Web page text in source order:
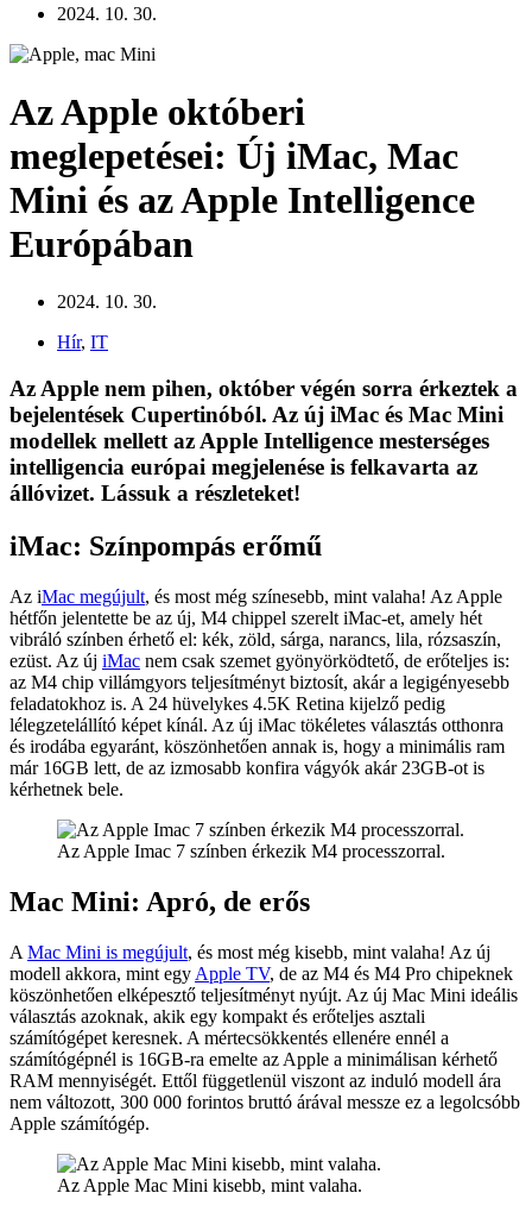
2024. 10. 30.
Az Apple októberi
meglepetései: Új iMac, Mac
Mini és az Apple Intelligence
Európában
2024. 10. 30.
Hír, IT
Az Apple nem pihen, október végén sorra érkeztek a
bejelentések Cupertinóból. Az új iMac és Mac Mini
modellek mellett az Apple Intelligence mesterséges
intelligencia európai megjelenése is felkavarta az
állóvizet. Lássuk a részleteket!
iMac: Színpompás erőmű
Az iMac megújult, és most még színesebb, mint valaha! Az Apple
hétfőn jelentette be az új, M4 chippel szerelt iMac-et, amely hét
vibráló színben érhető el: kék, zöld, sárga, narancs, lila, rózsaszín,
ezüst. Az új iMac nem csak szemet gyönyörködtető, de erőteljes is:
az M4 chip villámgyors teljesítményt biztosít, akár a legigényesebb
feladatokhoz is. A 24 hüvelykes 4.5K Retina kijelző pedig
lélegzetelállító képet kínál. Az új iMac tökéletes választás otthonra
és irodába egyaránt, köszönhetően annak is, hogy a minimális ram
már 16GB lett, de az izmosabb konfira vágyók akár 23GB-ot is
kérhetnek bele.
Az Apple Imac 7 színben érkezik M4 processzorral.
Mac Mini: Apró, de erős
A Mac Mini is megújult, és most még kisebb, mint valaha! Az új
modell akkora, mint egy Apple TV, de az M4 és M4 Pro chipeknek
köszönhetően elképesztő teljesítményt nyújt. Az új Mac Mini ideális
választás azoknak, akik egy kompakt és erőteljes asztali
számítógépet keresnek. A mértecsökkentés ellenére ennél a
számítógépnél is 16GB-ra emelte az Apple a minimálisan kérhető
RAM mennyiségét. Ettől függetlenül viszont az induló modell ára
nem változott, 300 000 forintos bruttó árával messze ez a legolcsóbb
Apple számítógép.
Az Apple Mac Mini kisebb, mint valaha.